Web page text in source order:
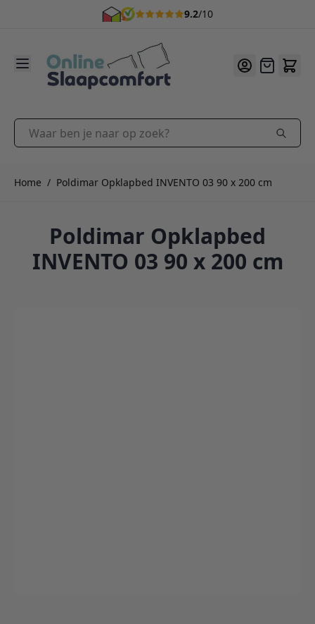
9.2/10
Offerte
Waar ben je naar op zoek?
Home / Poldimar Opklapbed INVENTO 03 90 x 200 cm
Poldimar Opklapbed
INVENTO 03 90 x 200 cm